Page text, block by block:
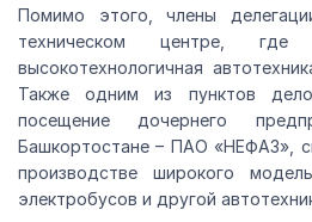
Помимо этого, члены
техническом центре, где
высокотехнологичная
Также одним из пунктов
посещение дочернего
Башкортостане – ПАО «НЕФАЗ»,
производстве широкого
электробусов и другой